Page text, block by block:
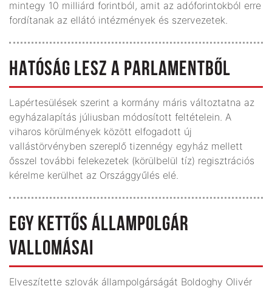
mintegy 10 milliárd forintból, amit az adóforintokból erre
fordítanak az ellátó intézmények és szervezetek.
HATÓSÁG LESZ A PARLAMENTBŐL
Lapértesülések szerint a kormány máris változtatna az
egyházalapítás júliusban módosított feltételein. A
viharos körülmények között elfogadott új
vallástörvényben szereplő tizennégy egyház mellett
ősszel további felekezetek (körülbelül tíz) regisztrációs
kérelme kerülhet az Országgyűlés elé.
EGY KETTŐS ÁLLAMPOLGÁR
VALLOMÁSAI
Elveszítette szlovák állampolgárságát Boldoghy Olivér